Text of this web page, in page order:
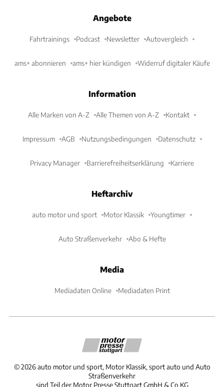
Angebote
Fahrtrainings Podcast Newsletter Autovergleich
ams+ abonnieren ams+ hier kündigen Widerruf digitaler Käufe
Information
Alle Marken von A-Z Alle Themen von A-Z Kontakt
Impressum AGB Nutzungsbedingungen Datenschutz
Privacy Manager Barrierefreiheitserklärung Karriere
Heftarchiv
auto motor und sport Motor Klassik Youngtimer
Auto Straßenverkehr Abo & Hefte
Media
Mediadaten Online Mediadaten Print
©2026 auto motor und sport, Motor Klassik, sport auto und Auto
Straßenverkehr
sind Teil der Motor Presse Stuttgart GmbH & Co.KG